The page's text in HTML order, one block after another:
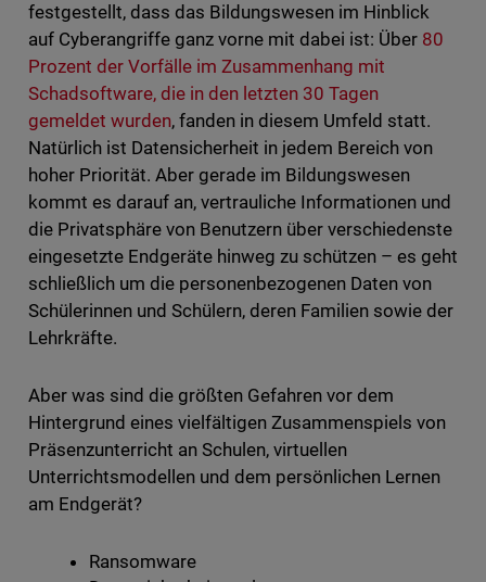
festgestellt, dass das Bildungswesen im Hinblick
auf Cyberangriffe ganz vorne mit dabei ist: Über 80
Prozent der Vorfälle im Zusammenhang mit
Schadsoftware, die in den letzten 30 Tagen
gemeldet wurden, fanden in diesem Umfeld statt.
Natürlich ist Datensicherheit in jedem Bereich von
hoher Priorität. Aber gerade im Bildungswesen
kommt es darauf an, vertrauliche Informationen und
die Privatsphäre von Benutzern über verschiedenste
eingesetzte Endgeräte hinweg zu schützen – es geht
schließlich um die personenbezogenen Daten von
Schülerinnen und Schülern, deren Familien sowie der
Lehrkräfte.
Aber was sind die größten Gefahren vor dem
Hintergrund eines vielfältigen Zusammenspiels von
Präsenzunterricht an Schulen, virtuellen
Unterrichtsmodellen und dem persönlichen Lernen
am Endgerät?
Ransomware